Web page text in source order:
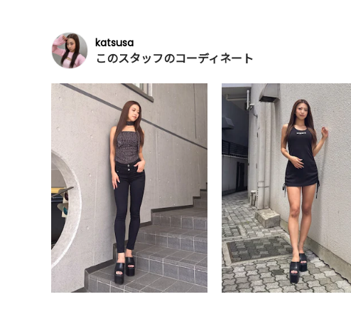
katsusa
このスタッフのコーディネート